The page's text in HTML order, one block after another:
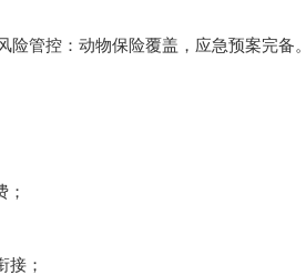
险管控：动物保险覆盖，应急预案完备。
接；